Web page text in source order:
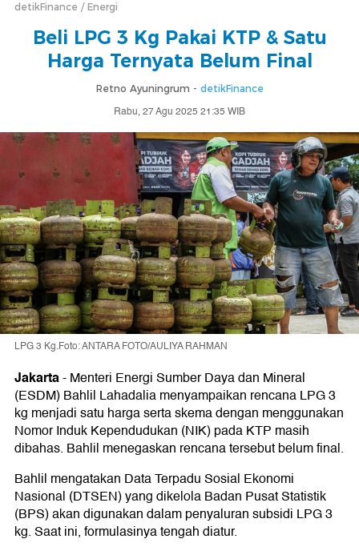
detikFinance Energi
Beli LPG 3 Kg Pakai KTP & Satu
Harga Ternyata Belum Final
Retno Ayuningrum - detikFinance
Rabu, 27 Agu 2025 21:35 WIB
LPG 3 Kg.Foto: ANTARA FOTO/AULIYA RAHMAN
Jakarta-Menteri Energi Sumber Daya dan Mineral
(ESDM) Bahlil Lahadalia menyampaikan rencana LPG 3
kg menjadi satu harga serta skema dengan menggunakan
Nomor Induk Kependudukan (NIK) pada KTP masih
dibahas. Bahlil menegaskan rencana tersebut belum final.
Bahlil mengatakan Data Terpadu Sosial Ekonomi
Nasional (DTSEN) yang dikelola Badan Pusat Statistik
(BPS) akan digunakan dalam penyaluran subsidi LPG 3
kg. Saat ini, formulasinya tengah diatur.